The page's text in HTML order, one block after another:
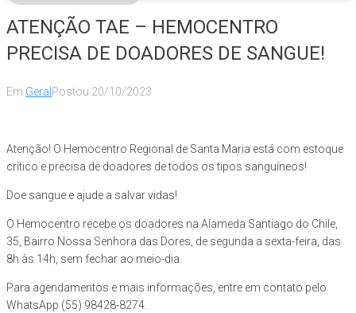
ATENÇÃO TAE – HEMOCENTRO
PRECISA DE DOADORES DE SANGUE!
Em Geral Postou 20/10/2023
Atenção! O Hemocentro Regional de Santa Maria está com estoque
crítico e precisa de doadores de todos os tipos sanguíneos!
Doe sangue e ajude a salvar vidas!
O Hemocentro recebe os doadores na Alameda Santiago do Chile,
35, Bairro Nossa Senhora das Dores, de segunda a sexta-feira, das
8h às 14h, sem fechar ao meio-dia.
Para agendamentos e mais informações, entre em contato pelo
WhatsApp (55) 98428-8274.